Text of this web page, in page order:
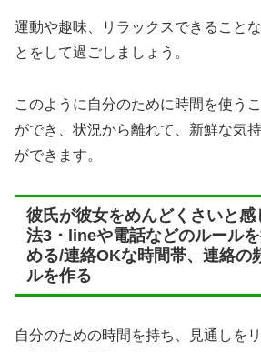
運動や趣味、リラックスできること
とをして過ごしましょう。
このように自分のために時間を使う
ができ、状況から離れて、新鮮な気
ができます。
彼氏が彼女をめんどくさいと感
法3・lineや電話などのルール
める/連絡OKな時間帯、連絡の
ルを作る
自分のための時間を持ち、見通しを